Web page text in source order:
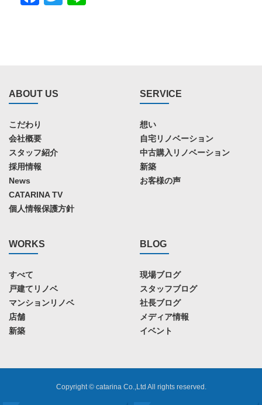
ABOUT US
こだわり
会社概要
スタッフ紹介
採用情報
News
CATARINA TV
個人情報保護方針
SERVICE
想い
自宅リノベーション
中古購入リノベーション
新築
お客様の声
WORKS
すべて
戸建てリノベ
マンションリノベ
店舗
新築
BLOG
現場ブログ
スタッフブログ
社長ブログ
メディア情報
イベント
Copyright © catarina Co.,Ltd All rights reserved.